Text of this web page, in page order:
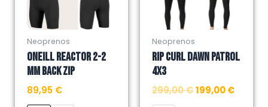
Neoprenos
ONEILL REACTOR 2-2
MM BACK ZIP
89,95 €
Las
opciones
se
pueden
elegir
en
la
Neoprenos
RIP CURL DAWN PATROL
4X3
299,00€199,00€
Las
opciones
se
pueden
elegir
en
la